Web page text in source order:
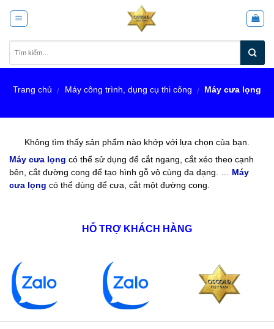
Trang chủ / Máy công trình, dụng cụ thi công / Máy cưa lọng
Máy cưa lọng có thể sử dụng để cắt ngang, cắt xéo theo cạnh
bên, cắt đường cong để tạo hình gỗ vô cùng đa dạng. …
Máy
cưa lọng có thể dùng để cưa, cắt một đường cong.
Không tìm thấy sản phẩm nào khớp với lựa chọn của bạn.
HỖ TRỢ KHÁCH HÀNG